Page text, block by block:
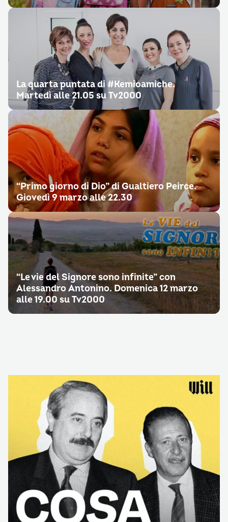
La quarta puntata di #Kemioamiche.
Martedì alle 21.05 su Tv2000
“Primo giorno di Dio” di Gualtiero Peirce.
Giovedì 9 marzo alle 22.30
“Le vie del Signore sono infinite” con
Alessandro Antonino. Domenica 12 marzo
alle 19.00 su Tv2000